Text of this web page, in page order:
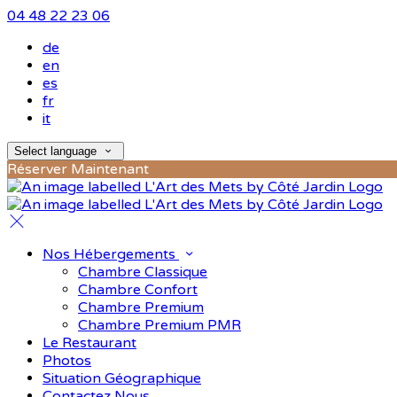
04 48 22 23 06
de
en
es
fr
it
Select language
Réserver Maintenant
Nos Hébergements
Chambre Classique
Chambre Confort
Chambre Premium
Chambre Premium PMR
Le Restaurant
Photos
Situation Géographique